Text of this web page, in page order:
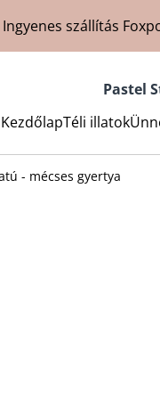
Ingyenes szállítás
Pastel
KezdőlapTéli illatok
- mécses gyertya